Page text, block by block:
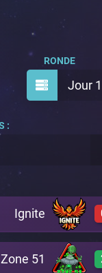
Jour 1
RONDE
:
Ignite
0
Zone 51